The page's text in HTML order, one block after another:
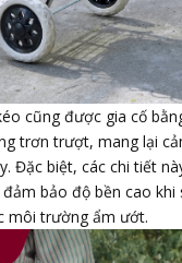
cũng được gia cố
trơn trượt, mang lại
Đặc biệt, các chi tiết
bảo độ bền cao
môi trường ẩm ướt.